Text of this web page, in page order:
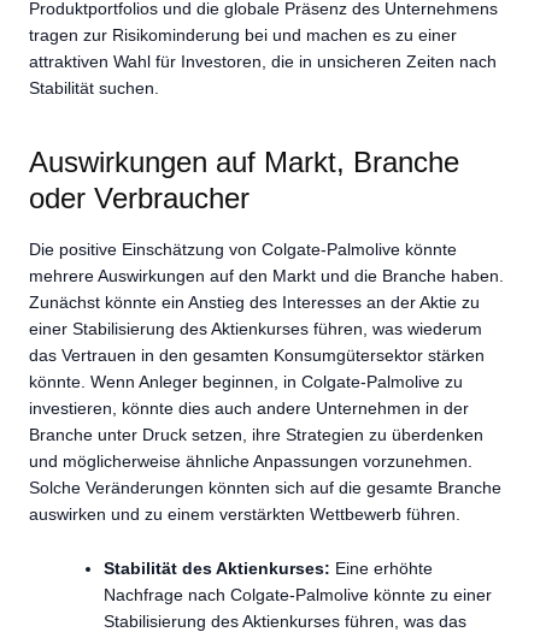
Produktportfolios und die globale Präsenz des Unternehmens
tragen zur Risikominderung bei und machen es zu einer
attraktiven Wahl für Investoren, die in unsicheren Zeiten nach
Stabilität suchen.
Auswirkungen auf Markt, Branche
oder Verbraucher
Die positive Einschätzung von Colgate-Palmolive könnte
mehrere Auswirkungen auf den Markt und die Branche haben.
Zunächst könnte ein Anstieg des Interesses an der Aktie zu
einer Stabilisierung des Aktienkurses führen, was wiederum
das Vertrauen in den gesamten Konsumgütersektor stärken
könnte. Wenn Anleger beginnen, in Colgate-Palmolive zu
investieren, könnte dies auch andere Unternehmen in der
Branche unter Druck setzen, ihre Strategien zu überdenken
und möglicherweise ähnliche Anpassungen vorzunehmen.
Solche Veränderungen könnten sich auf die gesamte Branche
auswirken und zu einem verstärkten Wettbewerb führen.
Stabilität des Aktienkurses: Eine erhöhte
Nachfrage nach Colgate-Palmolive könnte zu einer
Stabilisierung des Aktienkurses führen, was das